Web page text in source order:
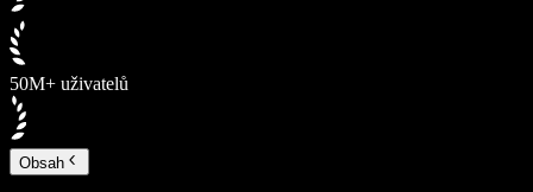
50M+ uživatelů
Obsah